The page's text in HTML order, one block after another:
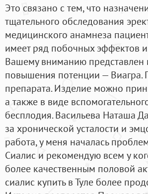
Это связано с тем, что
тщательного обследования
медицинского анамнеза
имеет ряд побочных эффектов
Вашему вниманию представлен
повышения потенции — Виагра.
препарата. Изделие можно
а также в виде
бесплодия. Васильева Наташа
за хронической усталости и
работа, у меня началась
Сиалис и рекомендую всем у
более качественным половой
сиалис купить в Туле более